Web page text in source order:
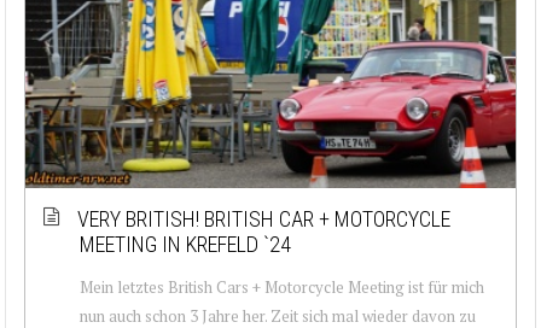
VERY BRITISH! BRITISH CAR + MOTORCYCLE
MEETING IN KREFELD `24
Mein letztes British Cars + Motorcycle Meeting ist für mich
nun auch schon 3 Jahre her. Zeit sich mal wieder davon zu